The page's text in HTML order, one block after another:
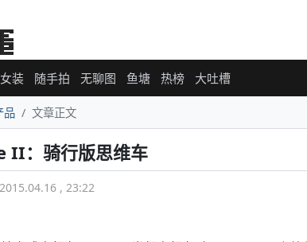
女装 随手拍 无聊图 鱼塘 热榜 大吐槽
品 文章正文
II：骑行版思维车
, 23:22